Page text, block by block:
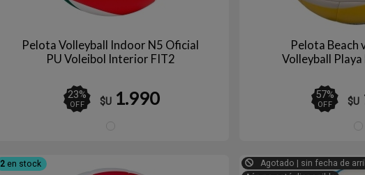
Pelota Volleyball Indoor N5 Oficial
PU Voleibol Interior FIT2
23%
OFF $U 1.990
Pelota Beach
Volleyball Playa
57%
OFF $U
2en stock
Agotado | sin fecha de